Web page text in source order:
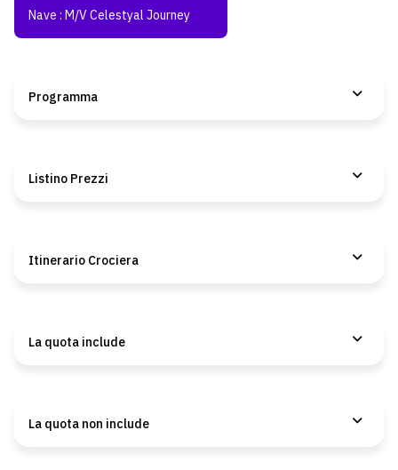
Nave : M/V Celestyal Journey
Programma
Listino Prezzi
Itinerario Crociera
La quota include
La quota non include